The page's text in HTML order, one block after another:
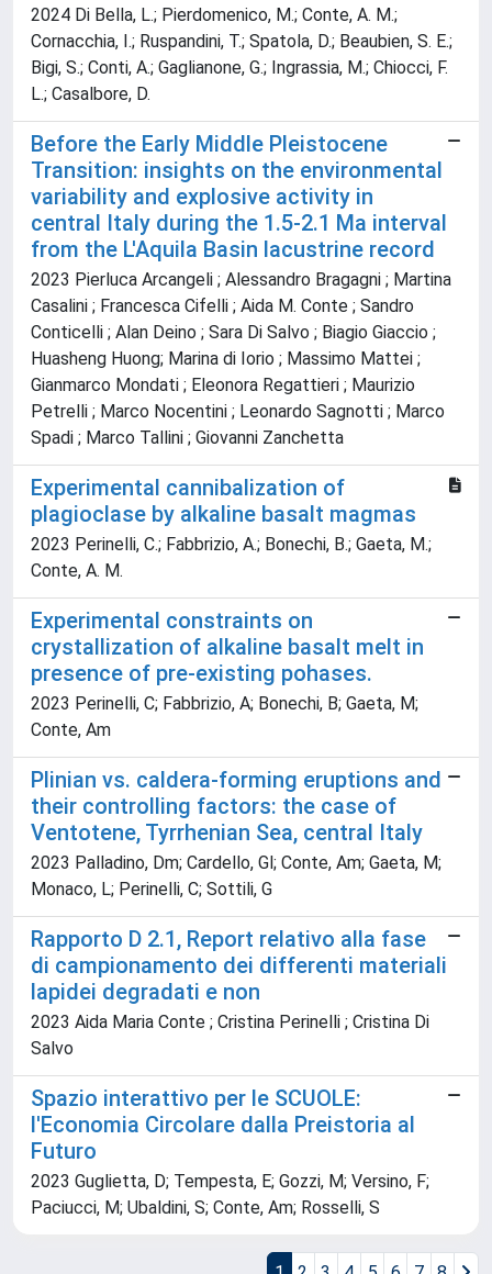
2024 Di Bella, L.; Pierdomenico, M.; Conte, A. M.;
Cornacchia, I.; Ruspandini, T.; Spatola, D.; Beaubien, S. E.;
Bigi, S.; Conti, A.; Gaglianone, G.; Ingrassia, M.; Chiocci, F.
L.; Casalbore, D.
Before the Early Middle Pleistocene
Transition: insights on the environmental
variability and explosive activity in
central Italy during the 1.5-2.1 Ma interval
from the L'Aquila Basin lacustrine record
2023 Pierluca Arcangeli ; Alessandro Bragagni ; Martina
Casalini ; Francesca Cifelli ; Aida M. Conte ; Sandro
Conticelli ; Alan Deino ; Sara Di Salvo ; Biagio Giaccio ;
Huasheng Huong; Marina di Iorio ; Massimo Mattei ;
Gianmarco Mondati ; Eleonora Regattieri ; Maurizio
Petrelli ; Marco Nocentini ; Leonardo Sagnotti ; Marco
Spadi ; Marco Tallini ; Giovanni Zanchetta
Experimental cannibalization of
plagioclase by alkaline basalt magmas
2023 Perinelli, C.; Fabbrizio, A.; Bonechi, B.; Gaeta, M.;
Conte, A. M.
Experimental constraints on
crystallization of alkaline basalt melt in
presence of pre-existing pohases.
2023 Perinelli, C; Fabbrizio, A; Bonechi, B; Gaeta, M;
Conte, Am
Plinian vs. caldera-forming eruptions and
their controlling factors: the case of
Ventotene, Tyrrhenian Sea, central Italy
2023 Palladino, Dm; Cardello, Gl; Conte, Am; Gaeta, M;
Monaco, L; Perinelli, C; Sottili, G
Rapporto D 2.1, Report relativo alla fase
di campionamento dei differenti materiali
lapidei degradati e non
2023 Aida Maria Conte ; Cristina Perinelli ; Cristina Di
Salvo
Spazio interattivo per le SCUOLE:
l'Economia Circolare dalla Preistoria al
Futuro
2023 Guglietta, D; Tempesta, E; Gozzi, M; Versino, F;
Paciucci, M; Ubaldini, S; Conte, Am; Rosselli, S